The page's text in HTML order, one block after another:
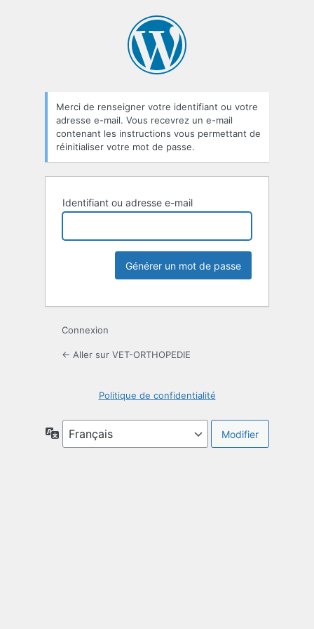
Merci de renseigner votre identifiant ou votre
adresse e-mail. Vous recevrez un e-mail
contenant les instructions vous permettant de
réinitialiser votre mot de passe.
Identifiant ou adresse e-mail
Connexion
← Aller sur VET-ORTHOPEDIE
Politique de confidentialité
Langue